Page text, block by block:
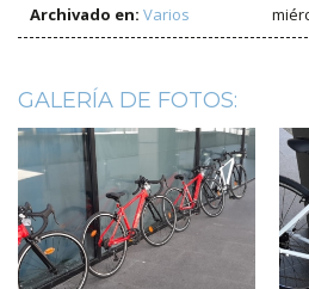
Archivado en: Varios
GALERÍA DE FOTOS: